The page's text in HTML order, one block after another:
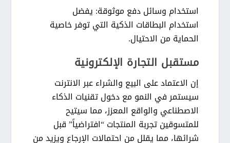
استخدام وسائل دفع موثوقة: يفضل
استخدام البطاقات الذكية التي توفر خاصية
الحماية من الاحتيال.
مستقبل التجارة الإلكترونية
إن الاعتماد على البيع والشراء عبر الانترنت
سيستمر في النمو مع دخول تقنيات الذكاء
الاصطناعي والواقع المعزز، مما سيتيح
للمتسوقين تجربة المنتجات “افتراضياً” قبل
شرائها، مما يقلل من احتمالات الإرجاع ويزيد من